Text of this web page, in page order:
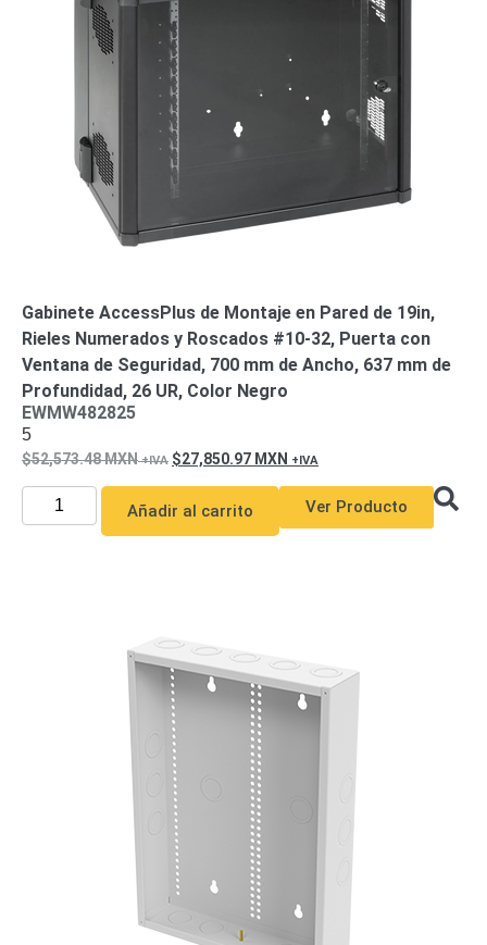
Gabinete AccessPlus de Montaje en Pared de 19in,
Rieles Numerados y Roscados #10-32, Puerta con
Ventana de Seguridad, 700 mm de Ancho, 637 mm de
Profundidad, 26 UR, Color Negro
EWMW482825
5
52,573.48MXN 27,850.97 MXN
Añadir al carrito Ver Producto